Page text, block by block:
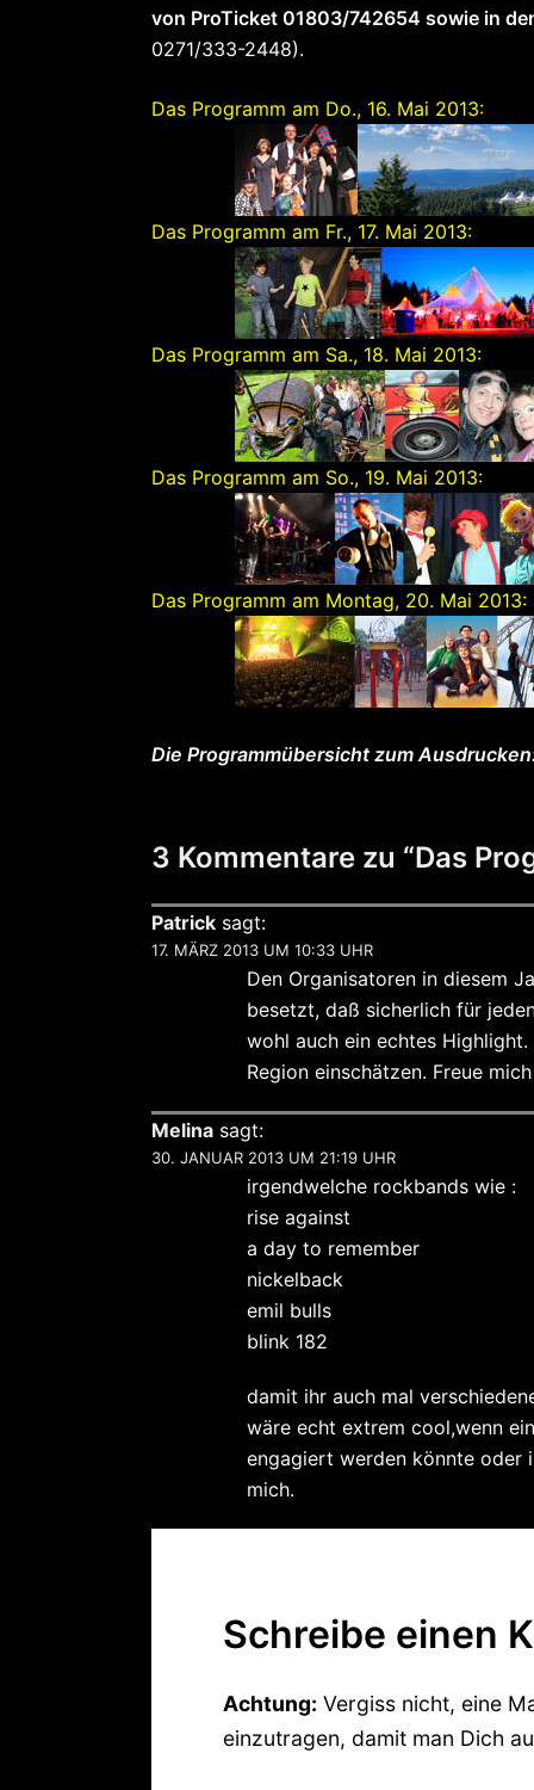
von ProTicket 01803/742654 sowie in
0271/333-2448).
Das Programm am Do., 16. Mai 2013:
Das Programm am Fr., 17. Mai 2013:
Das Programm am Sa., 18. Mai 2013:
Das Programm am So., 19. Mai 2013:
Das Programm am Montag, 20. Mai 2013:
Die Programmübersicht zum
3 Kommentare zu “Das
Patrick sagt:
17. MÄRZ 2013 UM 10:33 UHR
Den Organisatoren in diesem
besetzt, daß sicherlich für
wohl auch ein echtes
Region einschätzen. Freue
Melina sagt:
30. JANUAR 2013 UM 21:19 UHR
irgendwelche rockbands wie :
rise against
a day to remember
nickelback
emil bulls
blink 182
damit ihr auch mal
wäre echt extrem cool,wenn
engagiert werden könnte oder
mich.
Schreibe einen
Achtung: Vergiss nicht, eine
einzutragen, damit man Dich